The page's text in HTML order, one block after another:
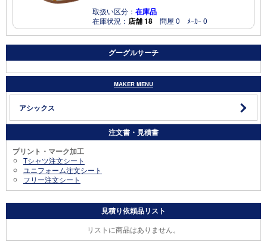
取扱い区分：在庫品
在庫状況： 店舗 18 問屋 0 ﾒｰｶｰ 0
グーグルサーチ
MAKER MENU
アシックス
注文書・見積書
プリント・マーク加工
Tシャツ注文シート
ユニフォーム注文シート
フリー注文シート
見積り依頼品リスト
リストに商品はありません。